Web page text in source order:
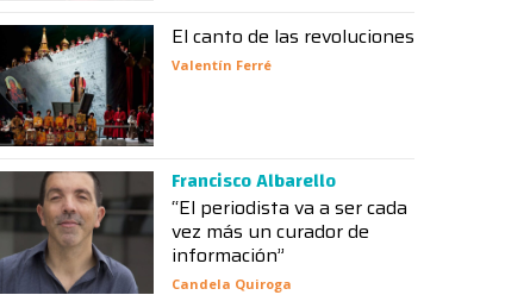
El canto de las revoluciones
Valentín Ferré
Francisco Albarello
“El periodista va a ser cada
vez más un curador de
información”
Candela Quiroga